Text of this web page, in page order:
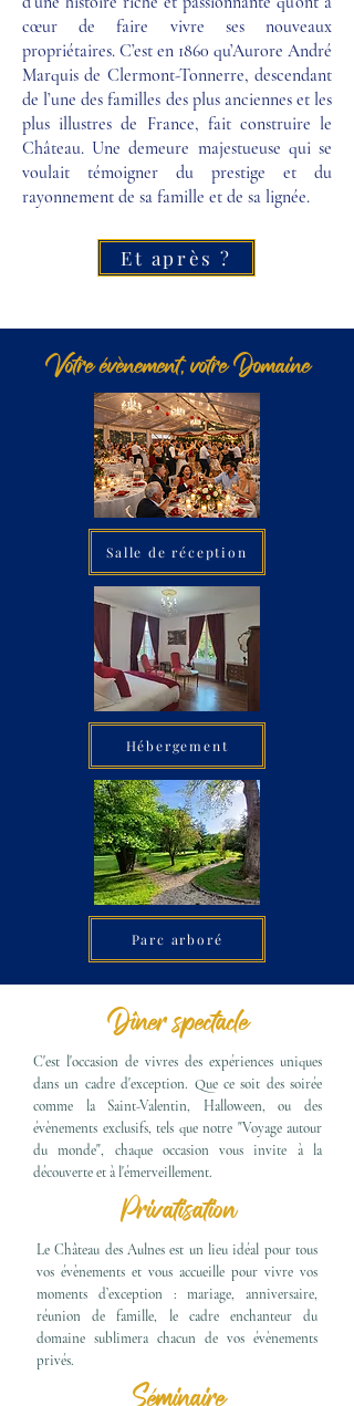
cœur de faire vivre ses nouveaux
propriétaires. C’est en 1860 qu’Aurore André
Marquis de Clermont-Tonnerre, descendant
de l’une des familles des plus anciennes et les
plus illustres de France, fait construire le
Château. Une demeure majestueuse qui se
voulait témoigner du prestige et du
rayonnement de sa famille et de sa lignée.
Et après ?
Votre évènement, votre Domaine
Salle de réception
Hébergement
Parc arboré
Dîner spectacle
C'est l'occasion de vivres des expériences uniques
dans un cadre d'exception. Que ce soit des soirée
comme la Saint-Valentin, Halloween, ou des
évènements exclusifs, tels que notre "Voyage autour
du monde", chaque occasion vous invite à la
découverte et à l'émerveillement.
Privatisation
Le Château des Aulnes est un lieu idéal pour tous
vos évènements et vous accueille pour vivre vos
moments d’exception : mariage, anniversaire,
réunion de famille, le cadre enchanteur du
domaine sublimera chacun de vos évènements
privés.
Séminaire